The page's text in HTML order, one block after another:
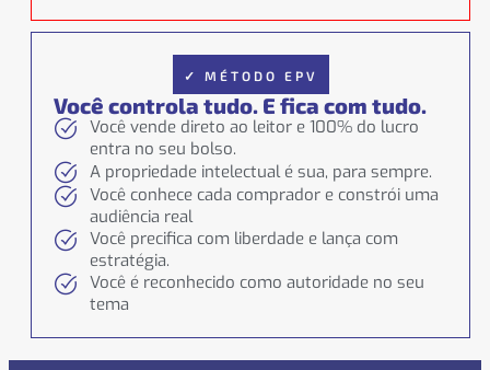
✓ MÉTODO EPV
Você controla tudo. E fica com tudo.
Você vende direto ao leitor e 100% do lucro
entra no seu bolso.
A propriedade intelectual é sua, para sempre.
Você conhece cada comprador e constrói uma
audiência real
Você precifica com liberdade e lança com
estratégia.
Você é reconhecido como autoridade no seu
tema